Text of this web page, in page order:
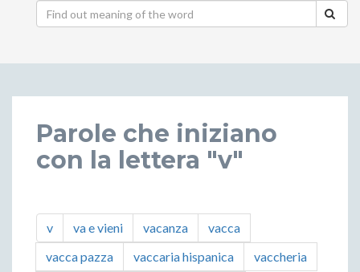
Parole che iniziano
con la lettera "v"
v va e vieni vacanza
vacca
vacca pazza
vaccaria hispanica
vaccheria